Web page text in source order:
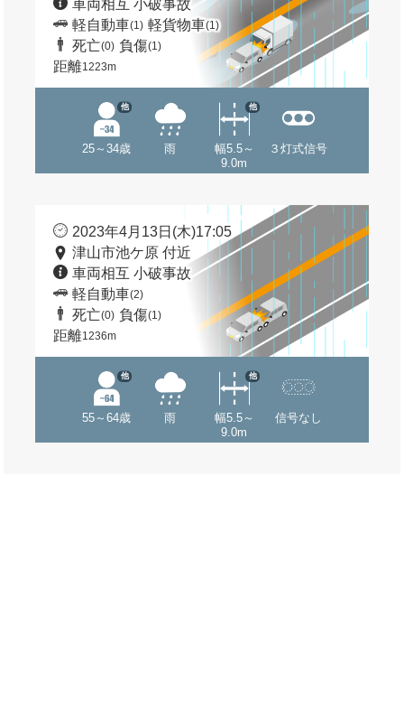
車両相互 小破事故
軽自動車(1) 軽貨物車(1)
死亡(0) 負傷(1)
距離1223m
25～34歳
他
雨
幅5.5～
9.0m
他
３灯式信号
2023年4月13日(木)17:05
津山市池ケ原 付近
車両相互 小破事故
軽自動車(2)
死亡(0) 負傷(1)
距離1236m
55～64歳
他
雨
幅5.5～
9.0m
他
信号なし